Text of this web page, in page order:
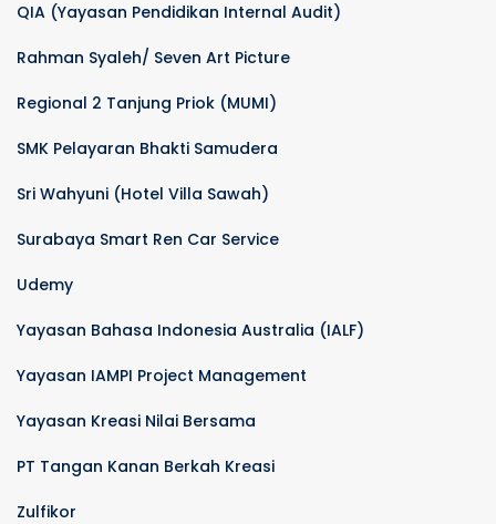
QIA (Yayasan Pendidikan Internal Audit)
Rahman Syaleh/ Seven Art Picture
Regional 2 Tanjung Priok (MUMI)
SMK Pelayaran Bhakti Samudera
Sri Wahyuni (Hotel Villa Sawah)
Surabaya Smart Ren Car Service
Udemy
Yayasan Bahasa Indonesia Australia (IALF)
Yayasan IAMPI Project Management
Yayasan Kreasi Nilai Bersama
PT Tangan Kanan Berkah Kreasi
Zulfikor